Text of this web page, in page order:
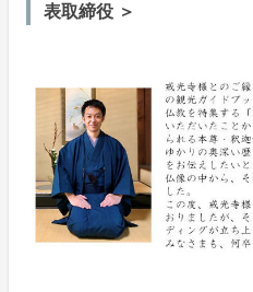
表取締役 ＞